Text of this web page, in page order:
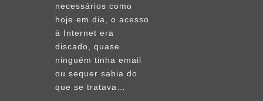
necessários como
hoje em dia, o acesso
à Internet era
discado, quase
ninguém tinha email
ou sequer sabia do
que se tratava…